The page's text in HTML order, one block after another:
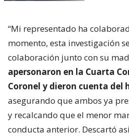
“Mi representado ha
momento, esta investigación
colaboración junto con su
apersonaron en la Cuarta
Coronel y dieron cuenta del
asegurando que ambos ya
y recalcando que el menor
conducta anterior. Descartó